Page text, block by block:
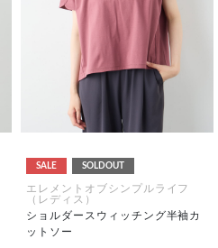
SALE SOLDOUT
エレメントオブシンプルライフ
（レディス）
ショルダースウィッチング半袖カ
ットソー